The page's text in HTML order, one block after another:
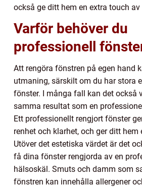
också ge ditt hem en extra touch av
Varför behöver du
professionell
Att rengöra fönstren på egen hand
utmaning, särskilt om du har stora
fönster. I många fall kan det också
samma resultat som en
Ett professionellt rengjort fönster
renhet och klarhet, och ger ditt hem
Utöver det estetiska värdet är det
få dina fönster rengjorda av en
hälsoskäl. Smuts och damm som
fönstren kan innehålla allergener